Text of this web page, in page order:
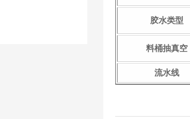
胶水类型
料桶抽真空
流水线